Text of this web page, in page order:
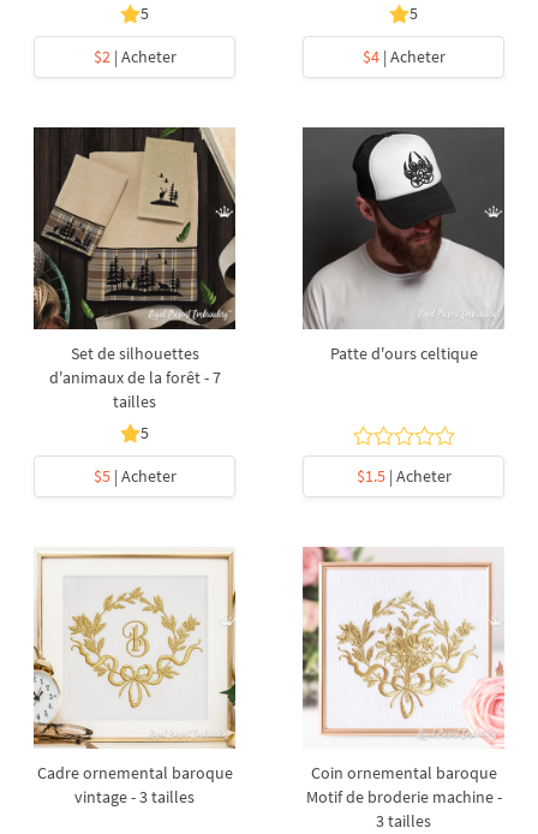
5
$2| Acheter
5
$4| Acheter
Set de silhouettes
d'animaux de la forêt - 7
tailles
5
$5| Acheter
Patte d'ours celtique
$1.5| Acheter
Cadre ornemental baroque
vintage - 3 tailles
Coin ornemental baroque
Motif de broderie machine -
3 tailles